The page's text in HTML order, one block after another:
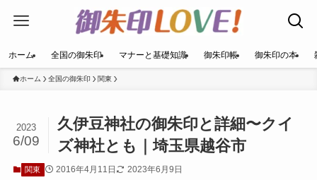
ホーム 全国の御朱印 マナーと基礎知識 御朱印帳 御朱印の本
ホーム 全国の御朱印 関東
久伊豆神社の御朱印と詳細〜クイ
ズ神社とも｜埼玉県越谷市
2023
6/09
関東 2016年4月11日 2023年6月9日